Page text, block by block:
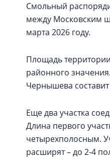
Смольный
между Московским
марта 2026 году.
Площадь
районного
Чернышева
Еще два участка
Длина первого
четырехполосным.
расширят – до 2-4